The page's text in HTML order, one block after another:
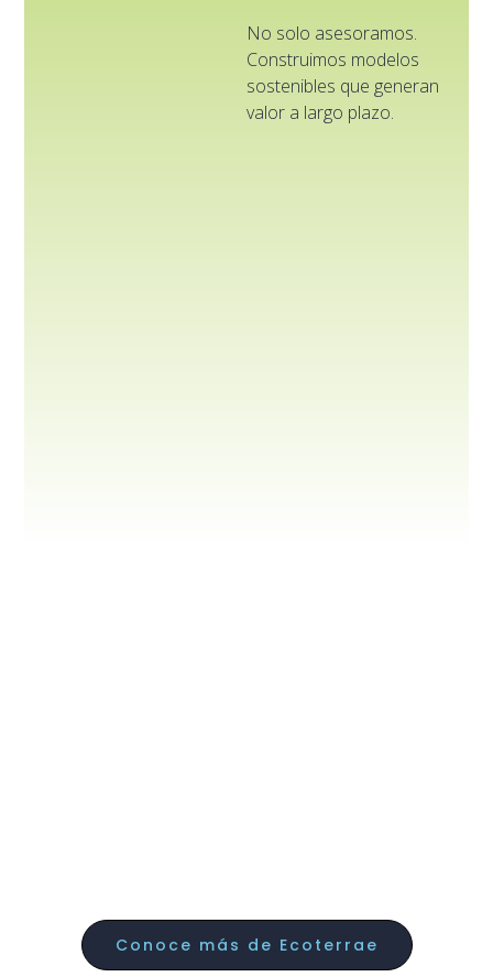
No solo asesoramos.
Construimos modelos
sostenibles que generan
valor a largo plazo.
Conoce más de Ecoterrae